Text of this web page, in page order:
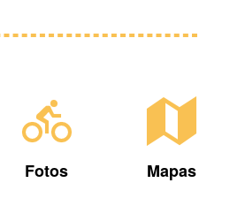
Fotos Mapas